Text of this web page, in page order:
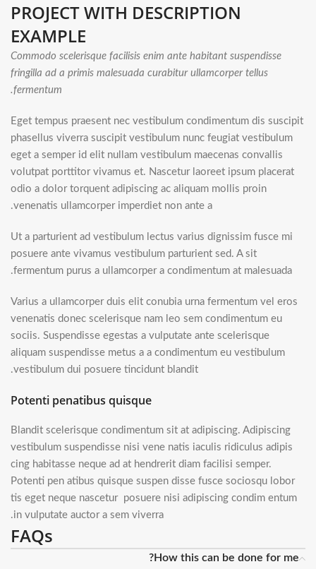
PROJECT WITH DESCRIPTION
EXAMPLE
Commodo scelerisque facilisis enim ante habitant suspendisse
fringilla ad a primis malesuada curabitur ullamcorper tellus
fermentum.
Eget tempus praesent nec vestibulum condimentum dis suscipit
phasellus viverra suscipit vestibulum nunc feugiat vestibulum
eget a semper id elit nullam vestibulum maecenas convallis
volutpat porttitor vivamus et. Nascetur laoreet ipsum placerat
odio a dolor torquent adipiscing ac aliquam mollis proin
venenatis ullamcorper imperdiet non ante a.
Ut a parturient ad vestibulum lectus varius dignissim fusce mi
posuere ante vivamus vestibulum parturient sed. A sit
fermentum purus a ullamcorper a condimentum at malesuada.
Varius a ullamcorper duis elit conubia urna fermentum vel eros
venenatis donec scelerisque nam leo sem condimentum eu
sociis. Suspendisse egestas a vulputate ante scelerisque
aliquam suspendisse metus a a condimentum eu vestibulum
vestibulum dui posuere tincidunt blandit.
Potenti penatibus quisque
Blandit scelerisque condimentum sit at adipiscing. Adipiscing
vestibulum suspendisse nisi vene natis iaculis ridiculus adipis
cing habitasse neque ad at hendrerit diam facilisi semper.
Potenti pen atibus quisque suspen disse fusce sociosqu lobor
tis eget neque nascetur posuere nisi adipiscing condim entum
in vulputate auctor a sem viverra.
FAQs
How this can be done for me?